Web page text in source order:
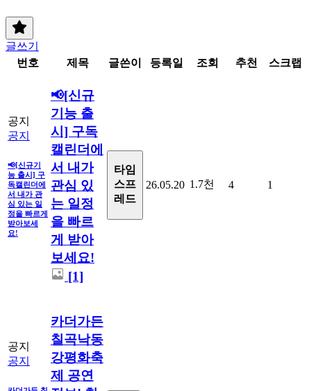
글쓰기
번호
제목 글쓴이 등록일 조회 추천 스크랩
공지
공지
📢[신규기
능 출시] 구
독캘린더에
서 내가 관
심 있는 일
정을 빠르게
받아보세
요!
📢[신규
기능 출
시] 구독
캘린더에
서 내가
관심 있
는 일정
을 빠르
게 받아
보세요!
[1]
타임
스프
레드
26.05.20 1.7천 4 1
공지
공지
카더가든
칠곡낙동
강평화축
제 공연